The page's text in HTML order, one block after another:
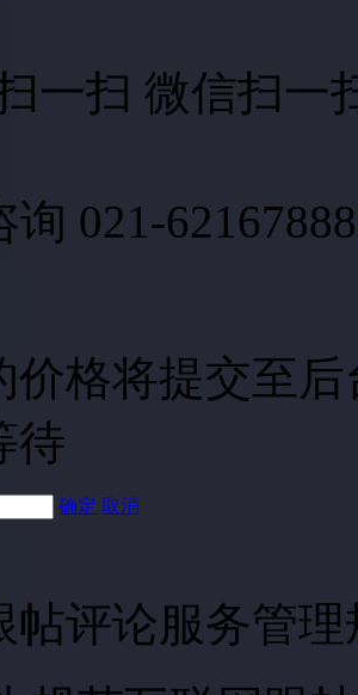
微信扫一
询 021-62167888
价格将提交至
待
确定 取消
帖评论服务管理